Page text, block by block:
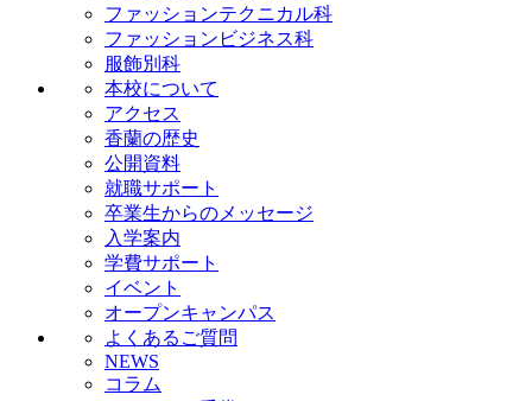
ファッションテクニカル科
ファッションビジネス科
服飾別科
本校について
アクセス
香蘭の歴史
公開資料
就職サポート
卒業生からのメッセージ
入学案内
学費サポート
イベント
オープンキャンパス
よくあるご質問
NEWS
コラム